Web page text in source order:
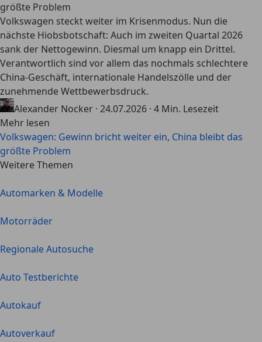
größte Problem
Volkswagen steckt weiter im Krisenmodus. Nun die
nächste Hiobsbotschaft: Auch im zweiten Quartal 2026
sank der Nettogewinn. Diesmal um knapp ein Drittel.
Verantwortlich sind vor allem das nochmals schlechtere
China-Geschäft, internationale Handelszölle und der
zunehmende Wettbewerbsdruck.
Alexander Nocker · 24.07.2026 · 4 Min. Lesezeit
Mehr lesen
Volkswagen: Gewinn bricht weiter ein, China bleibt das
größte Problem
Weitere Themen
Automarken & Modelle
Motorräder
Regionale Autosuche
Auto Testberichte
Autokauf
Autoverkauf